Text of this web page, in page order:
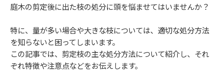
庭木の剪定後に出た枝の処分に頭を悩ませてはいませんか？
特に、量が多い場合や大きな枝については、適切な処分方法
を知らないと困ってしまいます。
この記事では、剪定枝の主な処分方法について紹介し、それ
ぞれ特徴や注意点などをお伝えします。